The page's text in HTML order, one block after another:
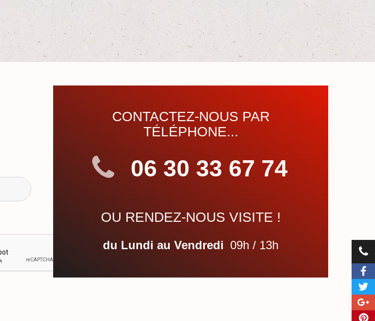
CONTACTEZ-NOUS PAR
TÉLÉPHONE...
06 30 33 67 74
OU RENDEZ-NOUS VISITE !
du Lundi au Vendredi 09h / 13h